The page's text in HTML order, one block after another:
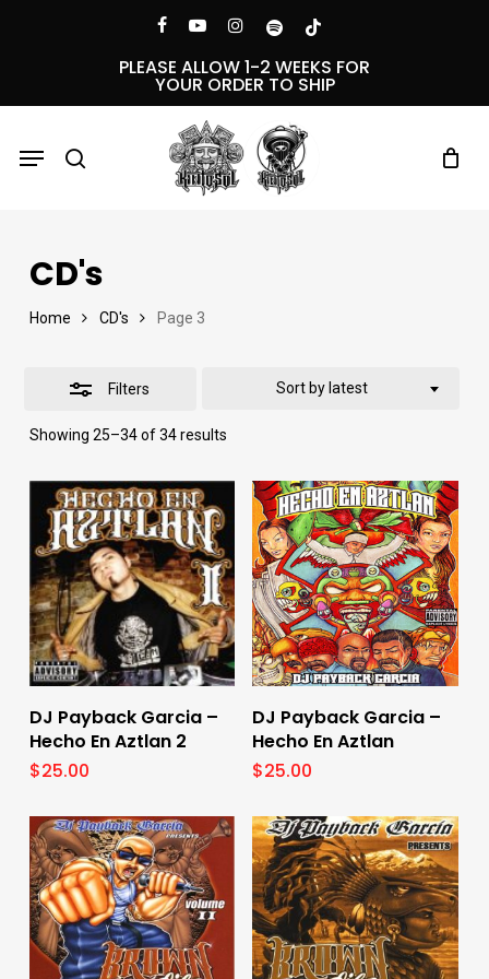
facebookyoutubeinstagramspotifytiktok
PLEASE ALLOW 1-2 WEEKS FOR
YOUR ORDER TO SHIP
Menu
CD's
Home CD's Page 3
Filters
Showing 25–34 of 34 resultsSorted
Sort by latest
Add To Cart
DJ Payback Garcia –
Hecho En Aztlan 2
$25.00
Add To Cart
DJ Payback Garcia –
Hecho En Aztlan
$25.00